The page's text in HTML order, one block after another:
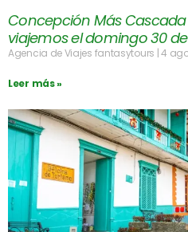
Concepción Más
viajemos el domingo 30
Agencia de Viajes fantasytours 4
Leer más »